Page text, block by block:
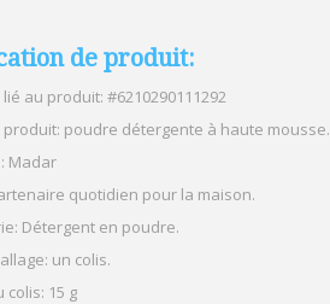
de produit:
lié au produit: #6210290111292
produit: poudre détergente à haute mousse.
Madar
quotidien pour la maison.
Détergent en poudre.
un colis.
colis: 15 g